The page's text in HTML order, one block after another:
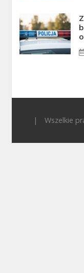
| Wszelkie